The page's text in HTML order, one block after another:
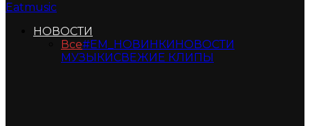
Eatmusic
НОВОСТИ
Все#ЕМ_НОВИНКИНОВОСТИ
МУЗЫКИСВЕЖИЕ КЛИПЫ